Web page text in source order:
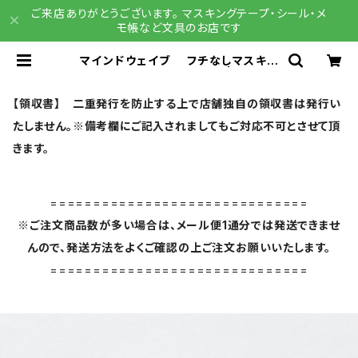
ご来店ありがとうございます。 マスキングテープ・シール・メ
モ帳など文具のお店です
マインドウェイブ フチなしマスキン
【領収書】 二重発行を防止する上で店舗独自の領収書は発行い
たしません。※備考欄にご記入されましてもご対応不可とさせて頂
きます。
==============================
※ご注文商品数が多い場合は、メール便1通分では発送できませ
んので、発送方法をよくご確認の上ご注文お願いいたします。
==============================